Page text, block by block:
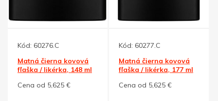
Kód: 60276.C
Matná čierna kovová
fľaška / likérka, 148 ml
Cena od 5,625 €
Kód: 60277.C
Matná čierna kovová
fľaška / likérka, 177 ml
Cena od 5,625 €